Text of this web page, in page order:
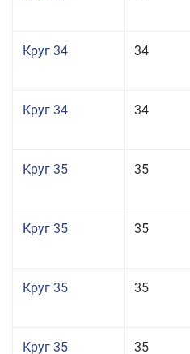
Круг 34 34
Круг 34 34
Круг 35 35
Круг 35 35
Круг 35 35
Круг 35 35